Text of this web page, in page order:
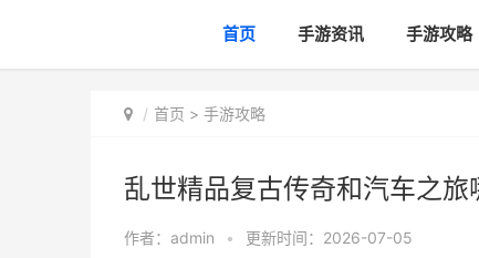
首页 手游资讯 手游攻略
首页 > 手游攻略
乱世精品复古传奇和汽车之
作者： admin • 更新时间：2026-07-05